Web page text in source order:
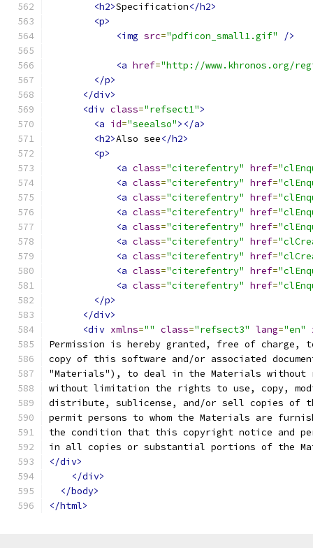
<h2>Specification</h2>
<p>
<img src="pdficon_small1.gif" />
<a href="http://www.khronos.org/
</p>
</div>
<div class="refsect1">
<a id="seealso"></a>
<h2>Also see</h2>
<p>
<a class="citerefentry" href=
<a class="citerefentry" href=
<a class="citerefentry" href=
<a class="citerefentry" href=
<a class="citerefentry" href=
<a class="citerefentry" href=
<a class="citerefentry" href=
<a class="citerefentry" href=
<a class="citerefentry" href=
</p>
</div>
<div xmlns="" class="refsect3" lang="en"
Permission is hereby granted, free of charge,
copy of this software and/or associated
"Materials"), to deal in the Materials
without limitation the rights to use, copy,
distribute, sublicense, and/or sell copies of
permit persons to whom the Materials are
the condition that this copyright notice and
in all copies or substantial portions of the
</div>
</div>
</body>
</html>